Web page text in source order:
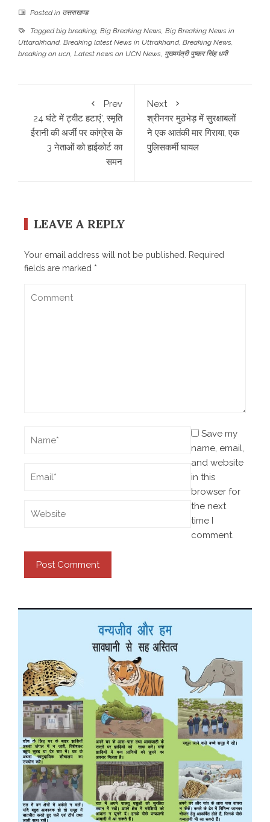
Posted in उत्तराखण्ड
Taggedbig breaking, Big Breaking News, Big Breaking News in
Uttarakhand, Breaking latest News in Uttrakhand, Breaking News,
breaking on ucn, Latest news on UCN News, मुख्यमंत्री पुष्कर सिंह धमी
Prev
24 घंटे में ट्वीट हटाएं’, स्मृति
ईरानी की अर्जी पर कांग्रेस के
3 नेताओं को हाईकोर्ट का
समन
Next
श्रीनगर मुठभेड़ में सुरक्षाबलों
ने एक आतंकी मार गिराया, एक
पुलिसकर्मी घायल
LEAVE A REPLY
Your email address will not be published.
Required
fields are marked *
Save my
name, email,
and website
in this
browser for
the next
time I
comment.